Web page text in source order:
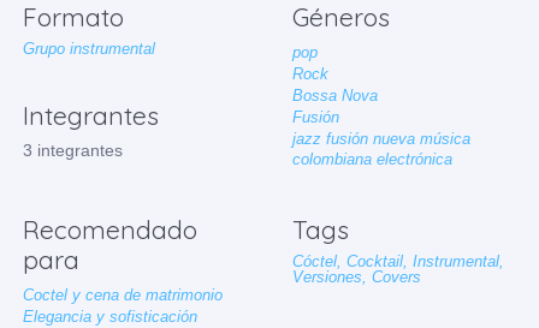
Formato
Grupo instrumental
Integrantes
3 integrantes
Géneros
pop
Rock
Bossa Nova
Fusión
jazz fusión nueva música
colombiana electrónica
Recomendado
para
Coctel y cena de matrimonio
Elegancia y sofisticación
Tags
Cóctel, Cocktail, Instrumental,
Versiones, Covers